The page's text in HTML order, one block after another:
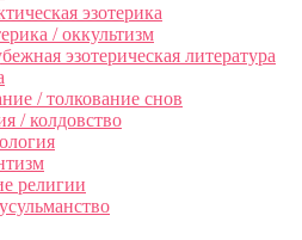
эзотерика
/ оккультизм
эзотерическая литература
/ толкование снов
/ колдовство
религии